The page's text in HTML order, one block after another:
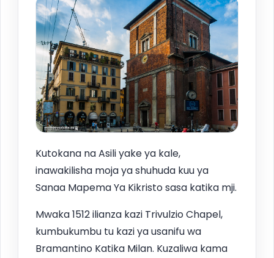
Kutokana na Asili yake ya kale,
inawakilisha moja ya shuhuda kuu ya
Sanaa Mapema Ya Kikristo sasa katika mji.
Mwaka 1512 ilianza kazi Trivulzio Chapel,
kumbukumbu tu kazi ya usanifu wa
Bramantino Katika Milan. Kuzaliwa kama